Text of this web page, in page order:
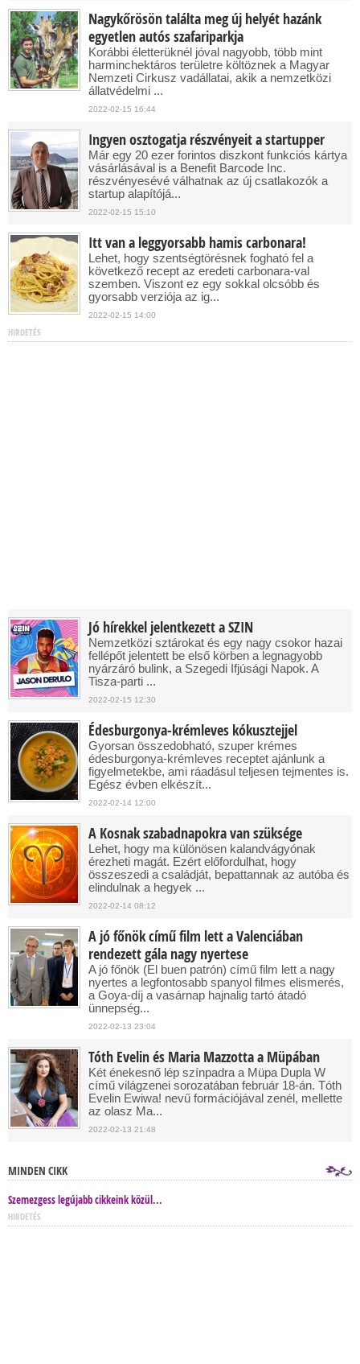
Nagykőrösön találta meg új helyét hazánk
egyetlen autós szafariparkja
Korábbi életterüknél jóval nagyobb, több mint
harminchektáros területre költöznek a Magyar
Nemzeti Cirkusz vadállatai, akik a nemzetközi
állatvédelmi ...
2022-02-15 16:44
Ingyen osztogatja részvényeit a startupper
Már egy 20 ezer forintos diszkont funkciós kártya
vásárlásával is a Benefit Barcode Inc.
részvényesévé válhatnak az új csatlakozók a
startup alapítójá...
2022-02-15 15:10
Itt van a leggyorsabb hamis carbonara!
Lehet, hogy szentségtörésnek fogható fel a
következő recept az eredeti carbonara-val
szemben. Viszont ez egy sokkal olcsóbb és
gyorsabb verziója az ig...
2022-02-15 14:00
HIRDETÉS
Jó hírekkel jelentkezett a SZIN
Nemzetközi sztárokat és egy nagy csokor hazai
fellépőt jelentett be első körben a legnagyobb
nyárzáró bulink, a Szegedi Ifjúsági Napok. A
Tisza-parti ...
2022-02-15 12:30
Édesburgonya-krémleves kókusztejjel
Gyorsan összedobható, szuper krémes
édesburgonya-krémleves receptet ajánlunk a
figyelmetekbe, ami ráadásul teljesen tejmentes is.
Egész évben elkészít...
2022-02-14 12:00
A Kosnak szabadnapokra van szüksége
Lehet, hogy ma különösen kalandvágyónak
érezheti magát. Ezért előfordulhat, hogy
összeszedi a családját, bepattannak az autóba és
elindulnak a hegyek ...
2022-02-14 08:12
A jó főnök című film lett a Valenciában
rendezett gála nagy nyertese
A jó főnök (El buen patrón) című film lett a nagy
nyertes a legfontosabb spanyol filmes elismerés,
a Goya-díj a vasárnap hajnalig tartó átadó
ünnepség...
2022-02-13 23:04
Tóth Evelin és Maria Mazzotta a Müpában
Két énekesnő lép színpadra a Müpa Dupla W
című világzenei sorozatában február 18-án. Tóth
Evelin Ewiwa! nevű formációjával zenél, mellette
az olasz Ma...
2022-02-13 21:48
MINDEN CIKK
Szemezgess legújabb cikkeink közül...
HIRDETÉS